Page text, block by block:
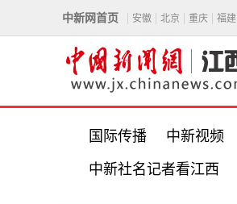
中新网首页 安徽 北京 重庆 福建
国际传播 中新视频
中新社名记者看江西